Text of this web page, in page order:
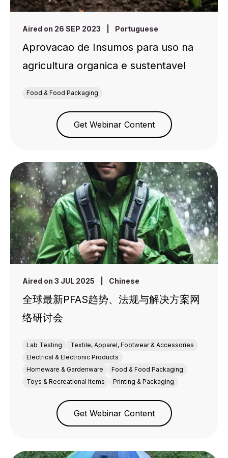
Aired on 26 SEP 2023 Portuguese
Aprovacao de Insumos para uso na
agricultura organica e sustentavel
Food & Food Packaging
Get Webinar Content
Aired on 3 JUL 2025 Chinese
全球最新PFAS趋势、法规与解决方案网
络研讨会
Lab Testing
Textile, Apparel, Footwear & Accessories
Electrical & Electronic Products
Homeware & Gardenware
Food & Food Packaging
Toys & Recreational Items
Printing & Packaging
Get Webinar Content